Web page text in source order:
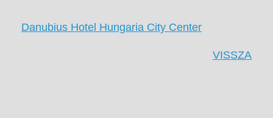
Danubius Hotel Hungaria City Center
VISSZA